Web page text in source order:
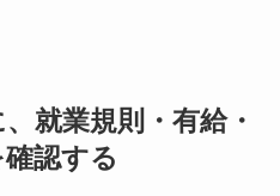
就業規則・有給・
認する